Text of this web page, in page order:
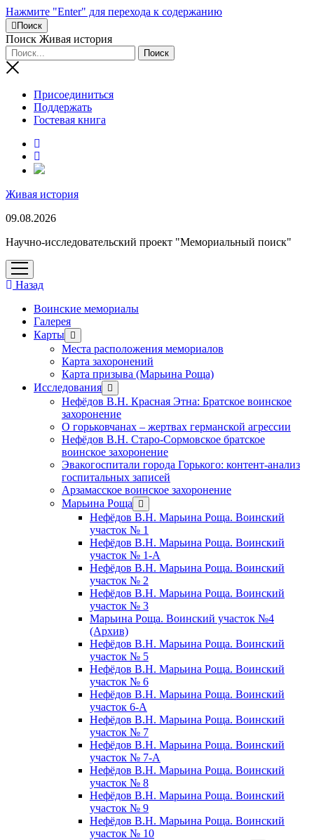
Нажмите "Enter" для перехода к содержанию
Поиск
Поиск Живая история
Присоединиться
Поддержать
Гостевая книга
RuTube
Живая история
09.08.2026
Научно-исследовательский проект "Мемориальный поиск"
открыть
меню
Назад
Воинские мемориалы
Галерея
Карты открыть
меню
Места расположения мемориалов
Карта захоронений
Карта призыва (Марьина Роща)
Исследования открыть
меню
Нефёдов В.Н. Красная Этна: Братское воинское
захоронение
О горьковчанах – жертвах германской агрессии
Нефёдов В.Н. Старо-Сормовское братское
воинское захоронение
Эвакогоспитали города Горького: контент-анализ
госпитальных записей
Арзамасское воинское захоронение
Марьина Роща
открыть
меню
Нефёдов В.Н. Марьина Роща. Воинский
участок № 1
Нефёдов В.Н. Марьина Роща. Воинский
участок № 1-А
Нефёдов В.Н. Марьина Роща. Воинский
участок № 2
Нефёдов В.Н. Марьина Роща. Воинский
участок № 3
Марьина Роща. Воинский участок №4
(Архив)
Нефёдов В.Н. Марьина Роща. Воинский
участок № 5
Нефёдов В.Н. Марьина Роща. Воинский
участок № 6
Нефёдов В.Н. Марьина Роща. Воинский
участок 6-А
Нефёдов В.Н. Марьина Роща. Воинский
участок № 7
Нефёдов В.Н. Марьина Роща. Воинский
участок № 7-А
Нефёдов В.Н. Марьина Роща. Воинский
участок № 8
Нефёдов В.Н. Марьина Роща. Воинский
участок № 9
Нефёдов В.Н. Марьина Роща. Воинский
участок № 10